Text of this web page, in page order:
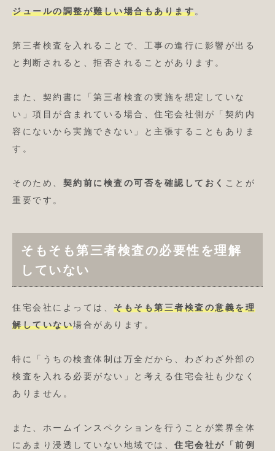
ジュールの調整が難しい場合もあります。
第三者検査を入れることで、工事の進行に影響が出る
と判断されると、拒否されることがあります。
また、契約書に「第三者検査の実施を想定していな
い」項目が含まれている場合、住宅会社側が「契約内
容にないから実施できない」と主張することもありま
す。
そのため、 契約前に検査の可否を確認しておく ことが
重要です。
そもそも第三者検査の必要性を理解
していない
住宅会社によっては、 そもそも第三者検査の意義を理
解していない場合があります。
特に「うちの検査体制は万全だから、わざわざ外部の
検査を入れる必要がない」と考える住宅会社も少なく
ありません。
また、ホームインスペクションを行うことが業界全体
にあまり浸透していない地域では、 住宅会社が「前例